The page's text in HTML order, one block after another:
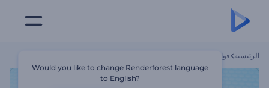
الرئيسية قوالب
Would you like to change Renderforest language
to English?